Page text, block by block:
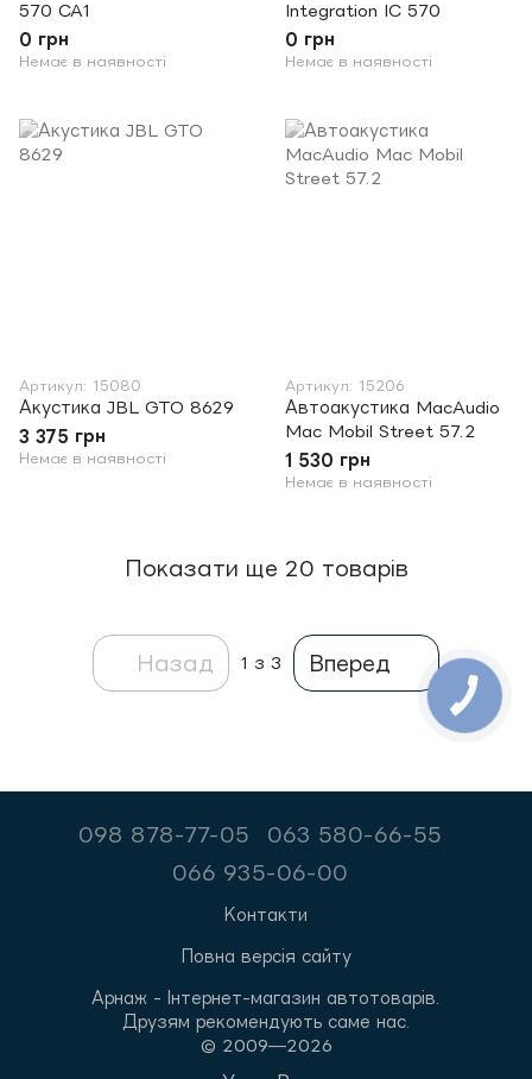
570 CA1
0 грн
Немає в наявності
Integration IC 570
0 грн
Немає в наявності
Артикул: 15080
Акустика JBL GTO 8629
3 375 грн
Немає в наявності
Артикул: 15206
Автоакустика MacAudio
Mac Mobil Street 57.2
1 530 грн
Немає в наявності
Показати ще 20 товарів
Назад 1 з 3 Вперед
098 878-77-05
063 580-66-55
066 935-06-00
Контакти
Повна версія сайту
Арнаж - Інтернет-магазин автотоварів.
Друзям рекомендують саме нас.
© 2009—2026